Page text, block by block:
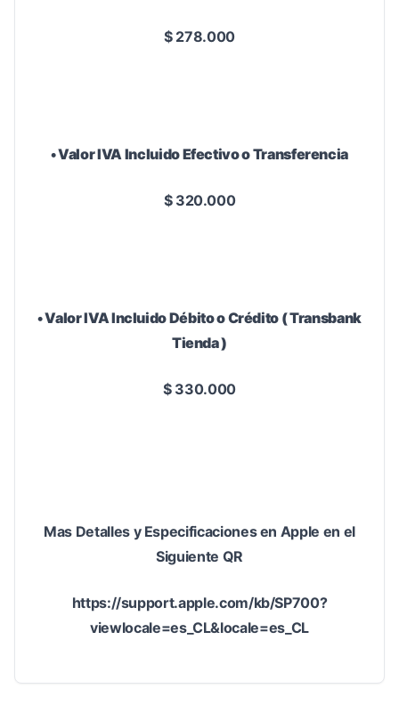
$ 278.000
• Valor IVA Incluido Efectivo o Transferencia
$ 320.000
• Valor IVA Incluido Débito o Crédito ( Transbank
Tienda )
$ 330.000
Mas Detalles y Especificaciones en Apple en el
Siguiente QR
https://support.apple.com/kb/SP700?
viewlocale=es_CL&locale=es_CL